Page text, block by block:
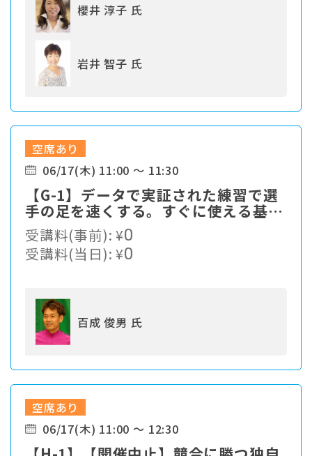
櫻井 淳子 氏
岩井 智子 氏
空席あり
06/17(木) 11:00 ～ 11:30
【G-1】データで実証された練習で選
手の足を速くする。すぐに使える基本
をお伝えします。
受講料(事前):¥0
受講料(当日):¥0
百成 俊男 氏
空席あり
06/17(木) 11:00 ～ 12:30